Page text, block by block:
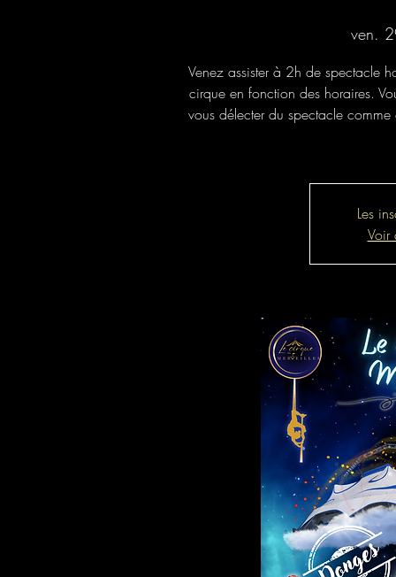
ven.
Venez assister à 2h de spectacle
cirque en fonction des horaires.
vous délecter du spectacle
Les
Voir